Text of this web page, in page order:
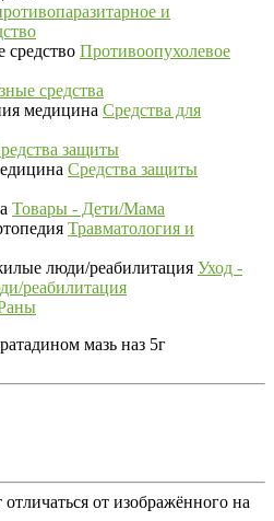
и
Противоопухолевое
средства
Средства для
защиты
Средства защиты
Товары - Дети/Мама
Травматология и
Уход -
реабилитация
от изображённого на